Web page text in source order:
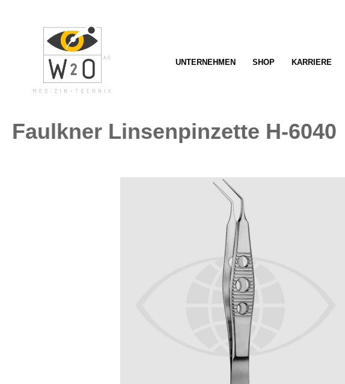
UNTERNEHMEN SHOP KARRIERE
Faulkner Linsenpinzette H-6040